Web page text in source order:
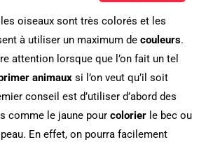
oiseaux sont très colorés et les
à utiliser un maximum de couleurs.
attention lorsque que l’on fait un tel
animaux si l’on veut qu’il soit
conseil est d’utiliser d’abord des
comme le jaune pour colorier le bec ou
En effet, on pourra facilement